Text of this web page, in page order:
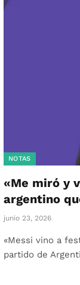
NOTAS
«Me miró y
argentino
junio 23, 2026
«Messi vino a
partido de